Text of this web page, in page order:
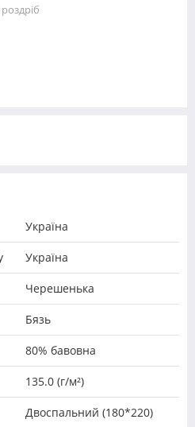
Україна
Україна
Черешенька
Бязь
80% бавовна
135.0 (г/м²)
Двоспальний (180*220)